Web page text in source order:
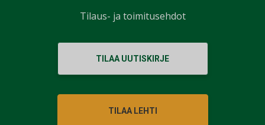
TILAA UUTISKIRJE
TILAA LEHTI
Tilaus- ja toimitusehdot